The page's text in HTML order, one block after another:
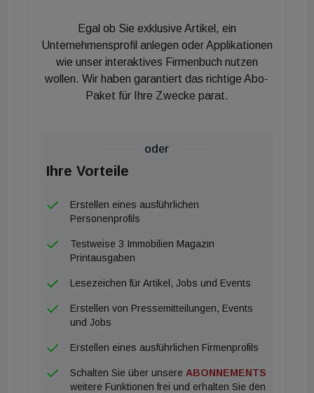
Egal ob Sie exklusive Artikel, ein
Unternehmensprofil anlegen oder Applikationen
wie unser interaktives Firmenbuch nutzen
wollen. Wir haben garantiert das richtige Abo-
Paket für Ihre Zwecke parat.
oder
Ihre Vorteile
Erstellen eines ausführlichen
Personenprofils
Testweise 3 Immobilien Magazin
Printausgaben
Lesezeichen für Artikel, Jobs und Events
Erstellen von Pressemitteilungen, Events
und Jobs
Erstellen eines ausführlichen Firmenprofils
Schalten Sie über unsere ABONNEMENTS
weitere Funktionen frei und erhalten Sie den